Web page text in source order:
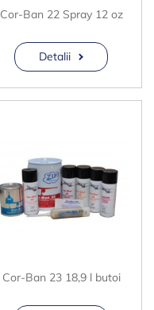
Cor-Ban 22 Spray 12 oz
Detalii
Cor-Ban 23 18,9 l butoi